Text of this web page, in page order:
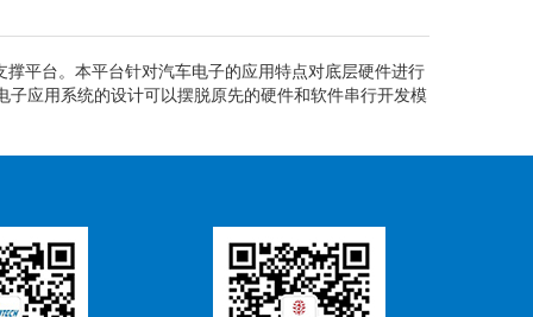
平台。本平台针对汽车电子的应用特点对底层硬件进行
应用系统的设计可以摆脱原先的硬件和软件串行开发模